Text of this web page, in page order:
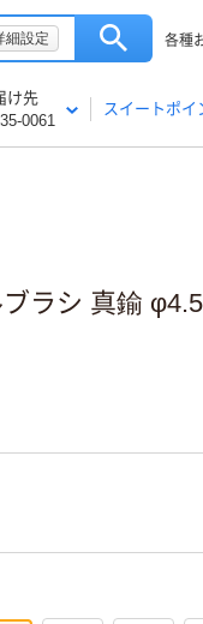
細設定 各種
け先
0061
スイートポイ
ラシ 真鍮 φ4.5